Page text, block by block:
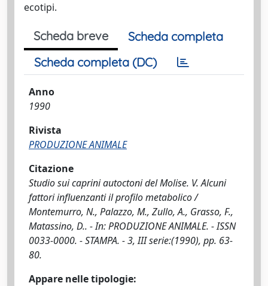
ecotipi.
Scheda breve
Scheda completa
Scheda completa (DC)
Anno
1990
Rivista
PRODUZIONE ANIMALE
Citazione
Studio sui caprini autoctoni del Molise. V. Alcuni
fattori influenzanti il profilo metabolico /
Montemurro, N., Palazzo, M., Zullo, A., Grasso, F.,
Matassino, D.. - In: PRODUZIONE ANIMALE. - ISSN
0033-0000. - STAMPA. - 3, III serie:(1990), pp. 63-
80.
Appare nelle tipologie: